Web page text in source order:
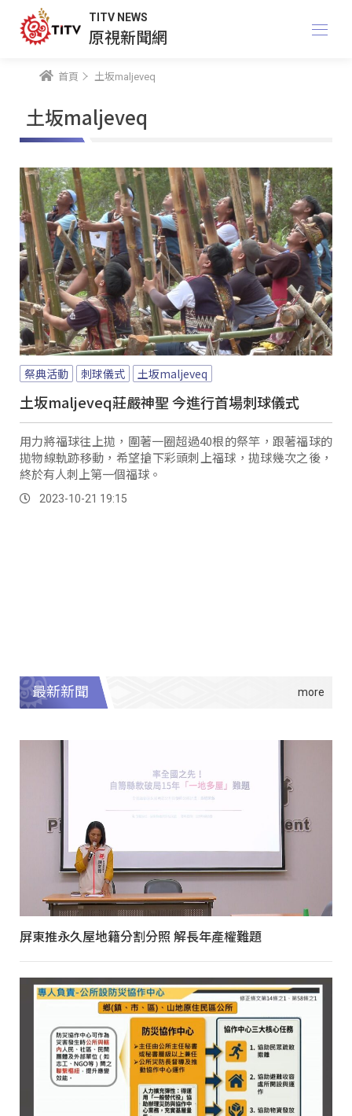
TITV NEWS
原視新聞網
首頁 土坂maljeveq
土坂maljeveq
祭典活動 刺球儀式 土坂maljeveq
土坂maljeveq莊嚴神聖 今進行首場刺球儀式
用力將福球往上拋，圍著一圈超過40根的祭竿，跟著福球的
拋物線軌跡移動，希望搶下彩頭刺上福球，拋球幾次之後，
終於有人刺上第一個福球。
2023-10-21 19:15
最新新聞
屏東推永久屋地籍分割分照 解長年產權難題